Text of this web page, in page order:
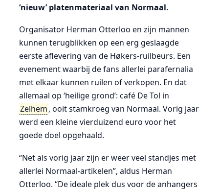
‘nieuw’ platenmateriaal van Normaal.
Organisator Herman Otterloo en zijn mannen
kunnen terugblikken op een erg geslaagde
eerste aflevering van de Høkers-ruilbeurs. Een
evenement waarbij de fans allerlei parafernalia
met elkaar kunnen ruilen of verkopen. En dat
allemaal op ‘heilige grond’: café De Tol in
Zelhem, ooit stamkroeg van Normaal. Vorig jaar
werd een kleine vierduizend euro voor het
goede doel opgehaald.
“Net als vorig jaar zijn er weer veel standjes met
allerlei Normaal-artikelen”, aldus Herman
Otterloo. “De ideale plek dus voor de anhangers